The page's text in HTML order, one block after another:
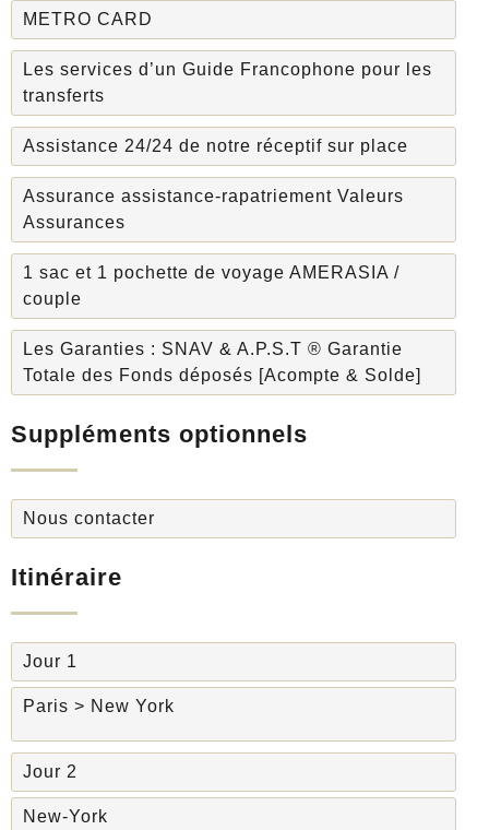
METRO CARD
Les services d’un Guide Francophone pour les
transferts
Assistance 24/24 de notre réceptif sur place
Assurance assistance-rapatriement Valeurs
Assurances
1 sac et 1 pochette de voyage AMERASIA /
couple
Les Garanties : SNAV & A.P.S.T ® Garantie
Totale des Fonds déposés [Acompte & Solde]
Suppléments optionnels
Nous contacter
Itinéraire
Jour 1
Paris > New York
Jour 2
New-York